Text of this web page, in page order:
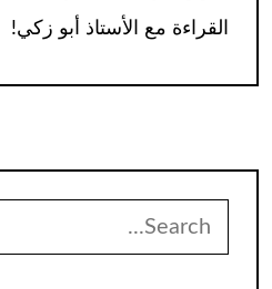
القراءة مع الأستاذ أبو زكي!
for: